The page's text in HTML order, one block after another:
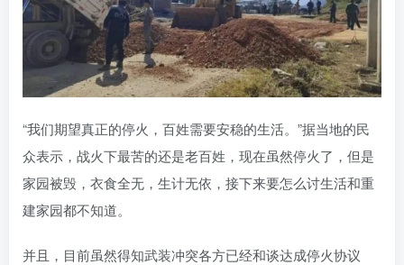
“我们期望真正的停火，百姓需要安稳的生活。”据当地的民
众表示，战火下最苦的还是老百姓，现在虽然停火了，但是
家园被毁，衣食全无，生计无依，接下来要怎么讨生活和重
建家园都不知道。
并且，目前虽然得知武装冲突各方已经和谈达成停火协议